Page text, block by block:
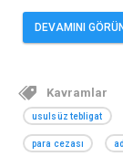
DEVAMINI
Kavramlar
usulsüz tebligat
para cezası